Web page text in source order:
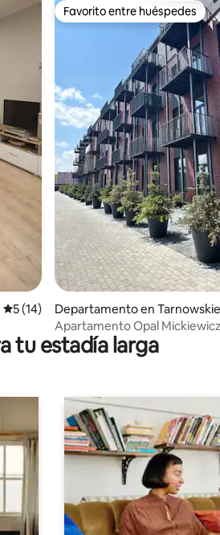
Calificación promedio: 5 de 5. 14
5 (14)
Favorito entre huéspedes
Favorito entre huéspedes
Departamento en
óry
Apartamento Opal
tu estadía larga